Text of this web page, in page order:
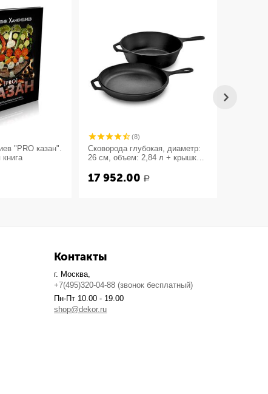
"PRO казан".
(8)
Сковорода глубокая, диаметр:
26 см, объем: 2,84 л + крышка-
LCC3, LODGE, США
17 952.00 Р
Контакты
г. Москва,
+7(495)320-04-88 (звонок бесплатный)
Пн-Пт 10.00 - 19.00
shop@dekor.ru